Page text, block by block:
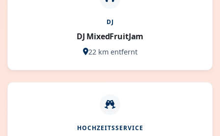
DJ
DJ MixedFruitJam
22 km entfernt
HOCHZEITSSERVICE